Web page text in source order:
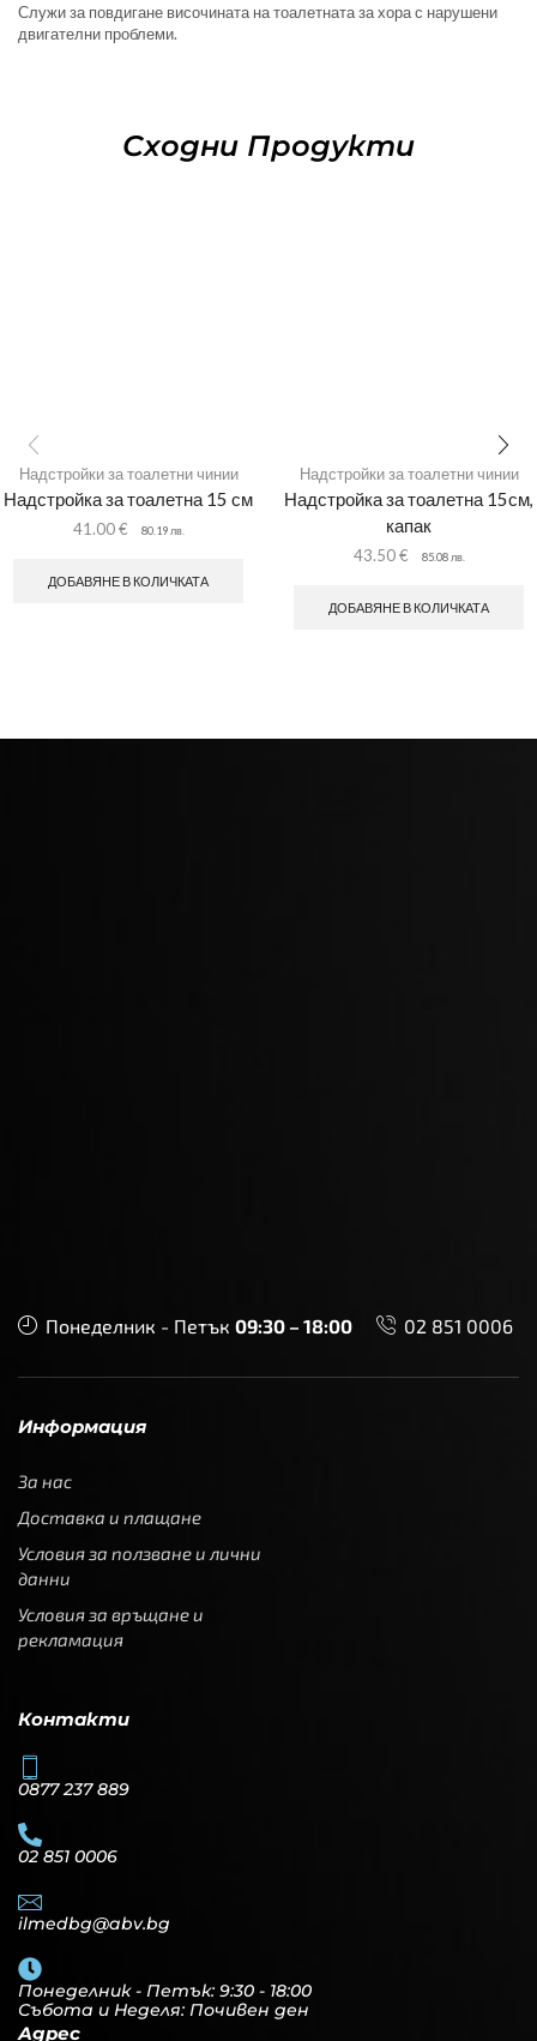
Служи за повдигане височината на тоалетната за хора с нарушени
двигателни проблеми.
Сходни Продукти
Надстройки за тоалетни чинии
Надстройка за тоалетна 15 см
41.00€ 80.19 лв.
ДОБАВЯНЕ В КОЛИЧКАТА
Надстройки за тоалетни чинии
Надстройка за тоалетна 15см,
капак
43.50€ 85.08 лв.
ДОБАВЯНЕ В КОЛИЧКАТА
Понеделник - Петък 09:30 – 18:00 02 851 0006
Информация
За нас
Доставка и плащане
Условия за ползване и лични
данни
Условия за връщане и
рекламация
Контакти
0877 237 889
02 851 0006
ilmedbg@abv.bg
Понеделник - Петък: 9:30 - 18:00
Събота и Неделя: Почивен ден
Адрес